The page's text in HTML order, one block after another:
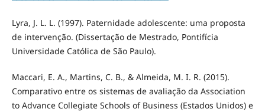
Lyra, J. L. L. (1997). Paternidade adolescente: uma proposta
de intervenção. (Dissertação de Mestrado, Pontifícia
Universidade Católica de São Paulo).
Maccari, E. A., Martins, C. B., & Almeida, M. I. R. (2015).
Comparativo entre os sistemas de avaliação da Association
to Advance Collegiate Schools of Business (Estados Unidos) e